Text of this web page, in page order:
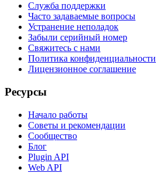
Служба поддержки
Часто задаваемые вопросы
Устранение неполадок
Забыли серийный номер
Свяжитесь с нами
Политика конфиденциальности
Лицензионное соглашение
Ресурсы
Начало работы
Советы и рекомендации
Сообщество
Блог
Plugin API
Web API